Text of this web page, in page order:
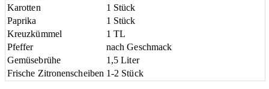
Karotten
1 Stück
Paprika
1 Stück
Kreuzkümmel
1 TL
Pfeffer
nach Geschmack
Gemüsebrühe
1,5 Liter
Frische Zitronenscheiben 1-2 Stück